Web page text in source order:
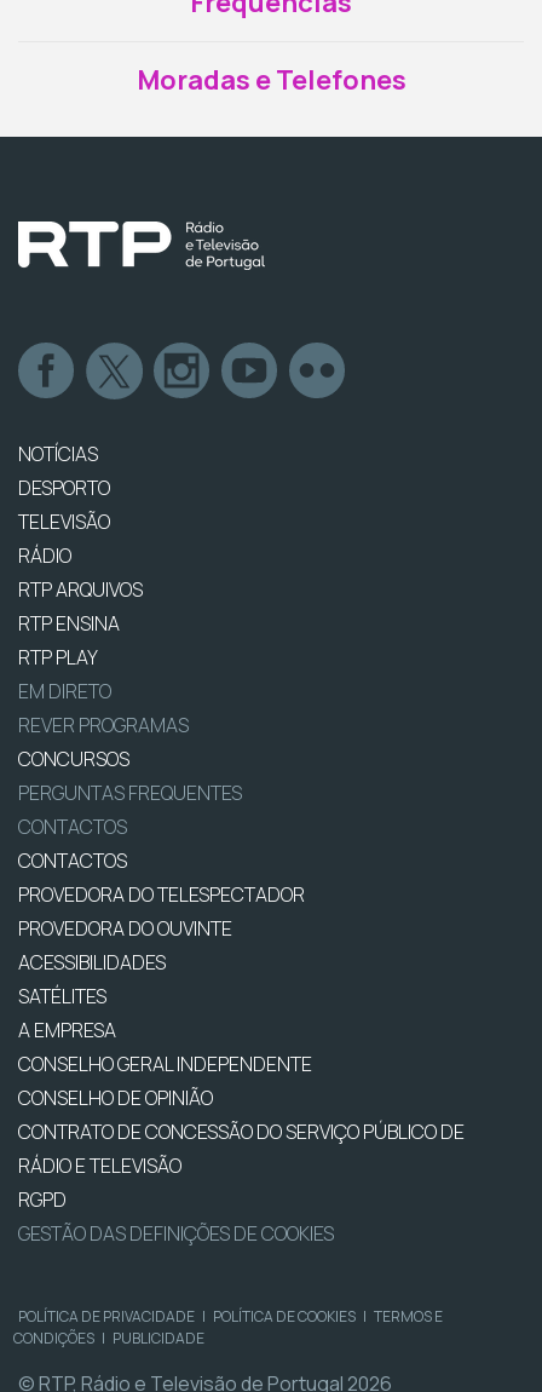
Moradas e Telefones
NOTÍCIAS
DESPORTO
TELEVISÃO
RÁDIO
RTP ARQUIVOS
RTP ENSINA
RTP PLAY
EM DIRETO
REVER PROGRAMAS
CONCURSOS
PERGUNTAS FREQUENTES
CONTACTOS
CONTACTOS
PROVEDORA DO TELESPECTADOR
PROVEDORA DO OUVINTE
ACESSIBILIDADES
SATÉLITES
A EMPRESA
CONSELHO GERAL INDEPENDENTE
CONSELHO DE OPINIÃO
CONTRATO DE CONCESSÃO DO SERVIÇO PÚBLICO DE
RÁDIO E TELEVISÃO
RGPD
GESTÃO DAS DEFINIÇÕES DE COOKIES
POLÍTICA DE PRIVACIDADE | POLÍTICA DE COOKIES | TERMOS E
CONDIÇÕES | PUBLICIDADE
© RTP, Rádio e Televisão de Portugal 2026